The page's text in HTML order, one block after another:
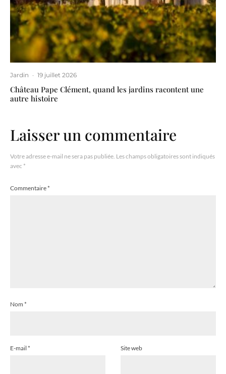
Jardin · 19 juillet 2026
Château Pape Clément, quand les jardins racontent une
autre histoire
Laisser un commentaire
Votre adresse e-mail ne sera pas publiée. Les champs obligatoires sont indiqués
avec *
Commentaire*
Nom *
E-mail * Site web